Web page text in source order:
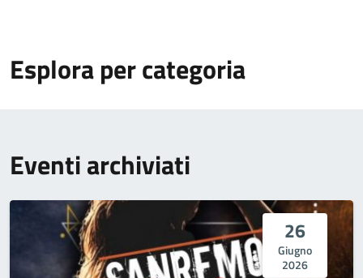
Esplora per categoria
Eventi archiviati
26
Giugno
2026